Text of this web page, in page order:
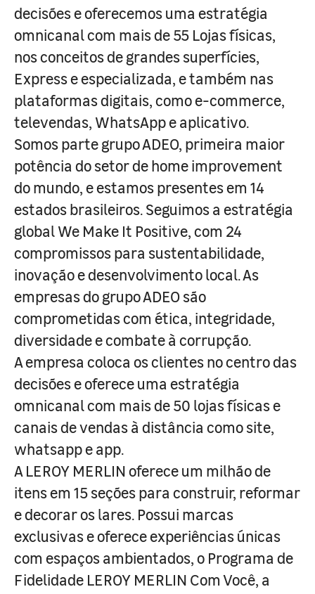
decisões e oferecemos uma estratégia
omnicanal com mais de 55 Lojas físicas,
nos conceitos de grandes superfícies,
Express e especializada, e também nas
plataformas digitais, como e-commerce,
televendas, WhatsApp e aplicativo.
Somos parte grupo ADEO, primeira maior
potência do setor de home improvement
do mundo, e estamos presentes em 14
estados brasileiros. Seguimos a estratégia
global We Make It Positive, com 24
compromissos para sustentabilidade,
inovação e desenvolvimento local. As
empresas do grupo ADEO são
comprometidas com ética, integridade,
diversidade e combate à corrupção.
A empresa coloca os clientes no centro das
decisões e oferece uma estratégia
omnicanal com mais de 50 lojas físicas e
canais de vendas à distância como site,
whatsapp e app.
A LEROY MERLIN oferece um milhão de
itens em 15 seções para construir, reformar
e decorar os lares. Possui marcas
exclusivas e oferece experiências únicas
com espaços ambientados, o Programa de
Fidelidade LEROY MERLIN Com Você, a